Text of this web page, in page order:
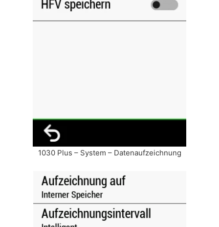
1030 Plus – System – Datenaufzeichnung